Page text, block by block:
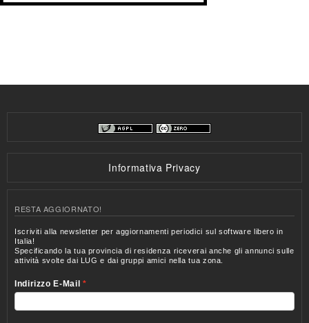
Informativa Privacy
RESTA AGGIORNATO!